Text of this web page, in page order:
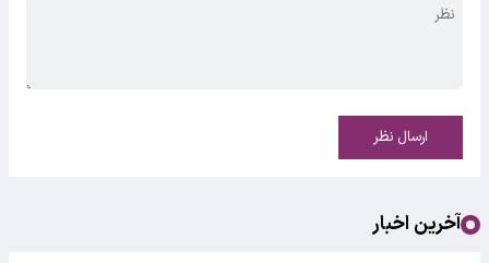
ارسال نظر
آخرین اخبار